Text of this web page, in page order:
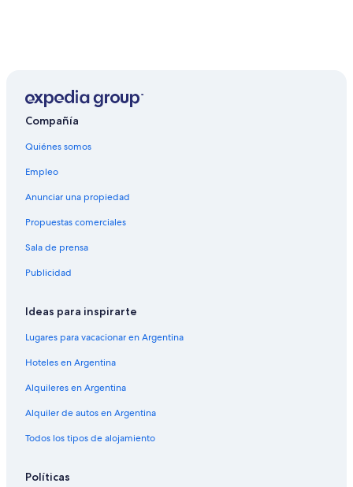
Compañía
Quiénes somos
Empleo
Anunciar una propiedad
Propuestas comerciales
Sala de prensa
Publicidad
Ideas para inspirarte
Lugares para vacacionar en Argentina
Hoteles en Argentina
Alquileres en Argentina
Alquiler de autos en Argentina
Todos los tipos de alojamiento
Políticas